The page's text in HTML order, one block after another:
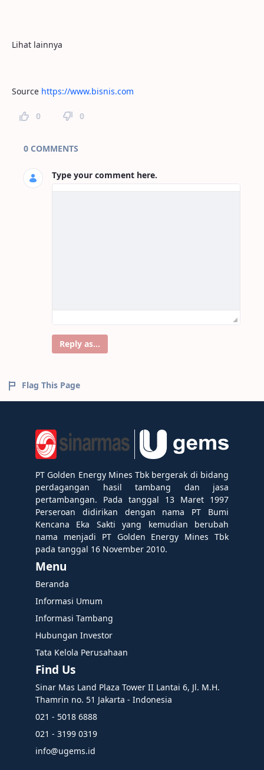
Lihat lainnya
Source https://www.bisnis.com
0 0
Page Comments
0 COMMENTS
Type your comment here.
Reply as...
Flag This Page
PT Golden Energy Mines Tbk bergerak di bidang
perdagangan hasil tambang dan jasa
pertambangan. Pada tanggal 13 Maret 1997
Perseroan didirikan dengan nama PT Bumi
Kencana Eka Sakti yang kemudian berubah
nama menjadi PT Golden Energy Mines Tbk
pada tanggal 16 November 2010.
Menu
Beranda
Informasi Umum
Informasi Tambang
Hubungan Investor
Tata Kelola Perusahaan
Find Us
Sinar Mas Land Plaza Tower II Lantai 6, Jl. M.H.
Thamrin no. 51 Jakarta - Indonesia
021 - 5018 6888
021 - 3199 0319
info@ugems.id